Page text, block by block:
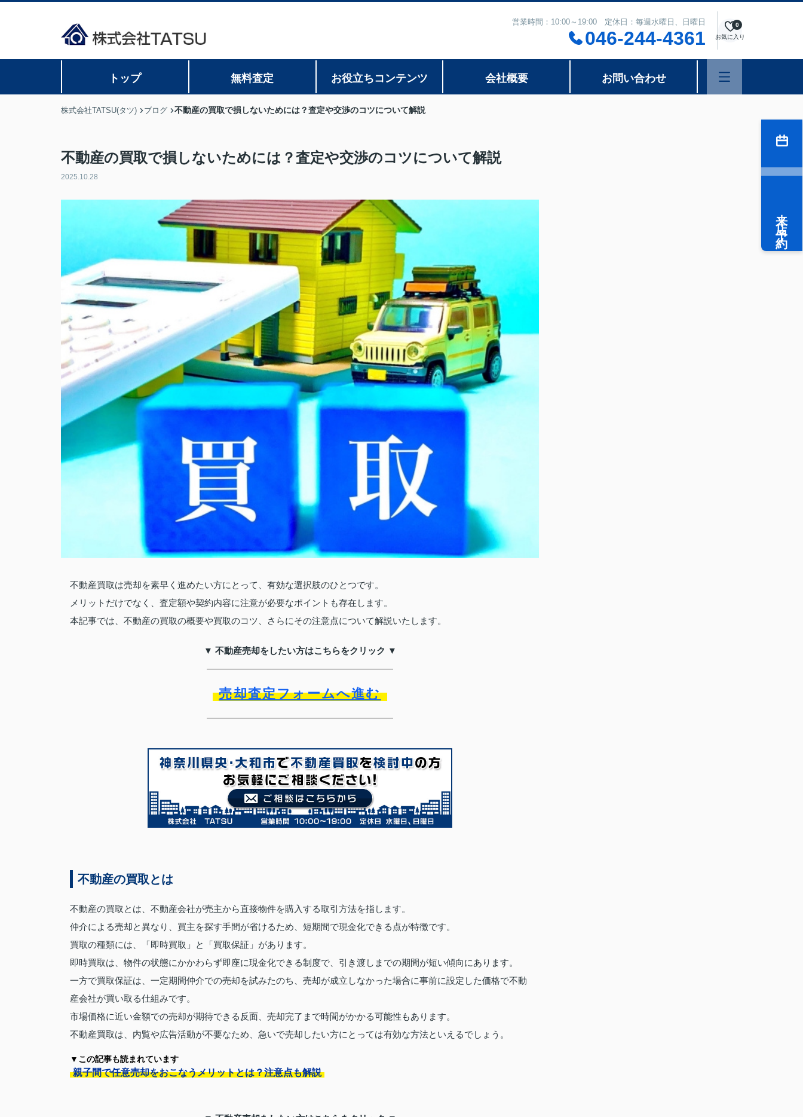
営業時間：10:00～19:00 定休日：毎週水曜日、日曜日
046-244-4361 お気に入り
0
トップ 無料査定 お役立ちコンテンツ 会社概要 お問い合わせ
株式会社TATSU(タツ) ブログ 不動産の買取で損しないためには？査定や交渉のコツについて解説
不動産の買取で損しないためには？査定や交渉のコツについて解説
2025.10.28
不動産買取は売却を素早く進めたい方にとって、有効な選択肢のひとつです。
メリットだけでなく、査定額や契約内容に注意が必要なポイントも存在します。
本記事では、不動産の買取の概要や買取のコツ、さらにその注意点について解説いたします。
▼ 不動産売却をしたい方はこちらをクリック ▼
売却査定フォームへ進む
不動産の買取とは
不動産の買取とは、不動産会社が売主から直接物件を購入する取引方法を指します。
仲介による売却と異なり、買主を探す手間が省けるため、短期間で現金化できる点が特徴です。
買取の種類には、「即時買取」と「買取保証」があります。
即時買取は、物件の状態にかかわらず即座に現金化できる制度で、引き渡しまでの期間が短い傾向にあります。
一方で買取保証は、一定期間仲介での売却を試みたのち、売却が成立しなかった場合に事前に設定した価格で不動
産会社が買い取る仕組みです。
市場価格に近い金額での売却が期待できる反面、売却完了まで時間がかかる可能性もあります。
不動産買取は、内覧や広告活動が不要なため、急いで売却したい方にとっては有効な方法といえるでしょう。
▼この記事も読まれています
親子間で任意売却をおこなうメリットとは？注意点も解説
来店予約